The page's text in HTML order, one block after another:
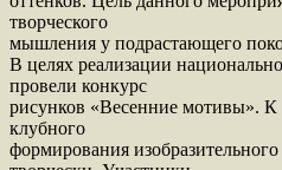
творческого
мышления у подрастающего
В целях реализации
провели конкурс
рисунков «Весенние мотивы». К
клубного
формирования изобразительного